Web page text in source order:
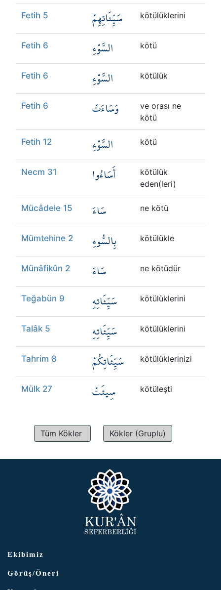
Fetih 5 سَيِّئَاتِهِمْ kötülüklerini
Fetih 6 السَّوْءِ kötü
Fetih 6 السَّوْءِ kötülük
Fetih 6 وَسَاءَتْ
ve orası ne
kötü
Fetih 12 السَّوْءِ kötü
Necm 31 أَسَاءُوا
kötülük
eden(leri)
Mücâdele 15 سَاءَ ne kötü
Mümtehine 2 بِالسُّوءِ kötülükle
Münâfikûn 2 سَاءَ ne kötüdür
Teğabün 9 سَيِّئَاتِهِ kötülüklerini
Talâk 5 سَيِّئَاتِهِ kötülüklerini
Tahrim 8 سَيِّئَاتِكُمْ kötülüklerinizi
Mülk 27 سِيئَتْ kötüleşti
Tüm Kökler Kökler (Gruplu)
Ekibimiz
Görüş/Öneri